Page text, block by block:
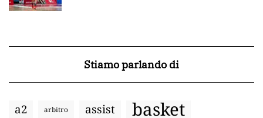
Stiamo parlando di
a2 arbitro assist basket